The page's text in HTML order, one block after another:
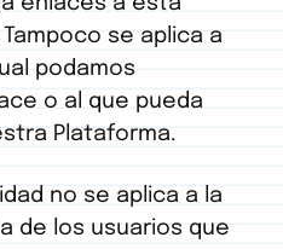
se aplica a
podamos
o al que pueda
Plataforma.
no se aplica a la
de los usuarios que